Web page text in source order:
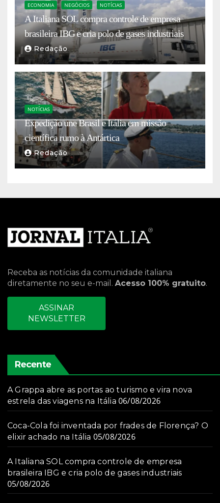
ECONOMIA NEGÓCIOS NOTÍCIAS
A Italiana SOL compra controle de empresa
brasileira IBG e cria polo de gases industriais
Redação
NOTÍCIAS
Expedição une Brasil e Itália em missão
científica rumo à Antártica
Redação
Receba as notícias da comunidade italiana
diretamente no seu e-mail. Acesso 100% gratuito.
ASSINAR
NEWSLETTER
Recente
A Grappa abre as portas ao turismo e vira nova
estrela das viagens na Itália 06/08/2026
Coca-Cola foi inventada por frades de Florença? O
elixir achado na Itália 05/08/2026
A Italiana SOL compra controle de empresa
brasileira IBG e cria polo de gases industriais
05/08/2026